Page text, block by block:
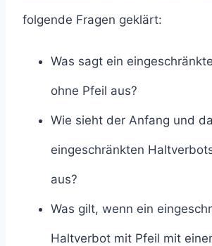
folgende Fragen geklärt:
Was sagt ein
ohne Pfeil aus?
Wie sieht der Anfang und
eingeschränkten
aus?
Was gilt, wenn ein
Haltverbot mit Pfeil mit